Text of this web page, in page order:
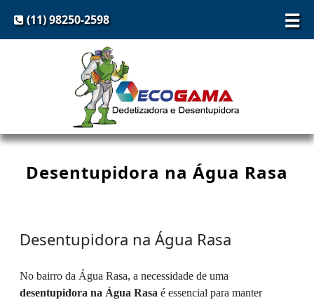
☰
(11) 98250-2598
Desentupidora na Água Rasa
Desentupidora na Água Rasa
No bairro da Água Rasa, a necessidade de uma
desentupidora na Água Rasa é essencial para manter